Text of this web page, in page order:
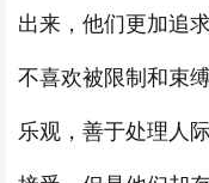
出来，他们更加追
不喜欢被限制和束
乐观，善于处理人